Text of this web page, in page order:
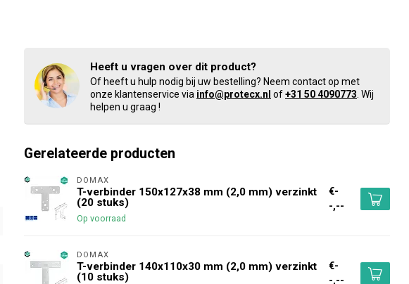
Heeft u vragen over dit product?
Of heeft u hulp nodig bij uw bestelling? Neem contact op met
onze klantenservice via info@protecx.nl of+31 50 4090773 . Wij
helpen u graag !
Gerelateerde producten
DOMAX
T-verbinder 150x127x38 mm (2,0 mm) verzinkt
(20 stuks)
Op voorraad
€-
-,--
DOMAX
T-verbinder 140x110x30 mm (2,0 mm) verzinkt
(10 stuks)
€-
-,--